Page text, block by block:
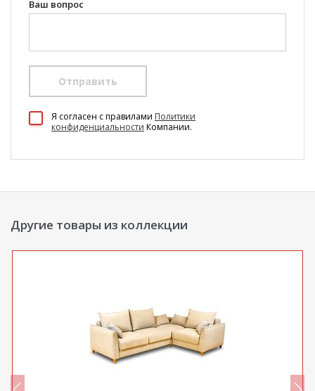
Ваш вопрос
Отправить
Я согласен c правилами Политики
конфиденциальности Компании.
Другие товары из коллекции